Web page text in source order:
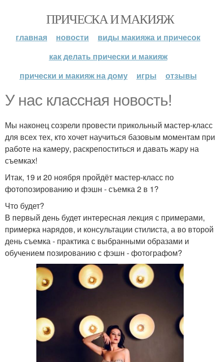
ПРИЧЕСКА И МАКИЯЖ
главная новости
виды макияжа и причесок
как делать прически и макияж
прически и макияж на дому
игры отзывы
У нас классная новость!
Мы наконец созрели провести прикольный мастер-класс
для всех тех, кто хочет научиться базовым моментам при
работе на камеру, раскрепоститься и давать жару на
съемках!
Итак, 19 и 20 ноября пройдёт мастер-класс по
фотопозированию и фэшн - съемка 2 в 1?
Что будет?
В первый день будет интересная лекция с примерами,
примерка нарядов, и консультации стилиста, а во второй
день съемка - практика с выбранными образами и
обучением позированию с фэшн - фотографом?